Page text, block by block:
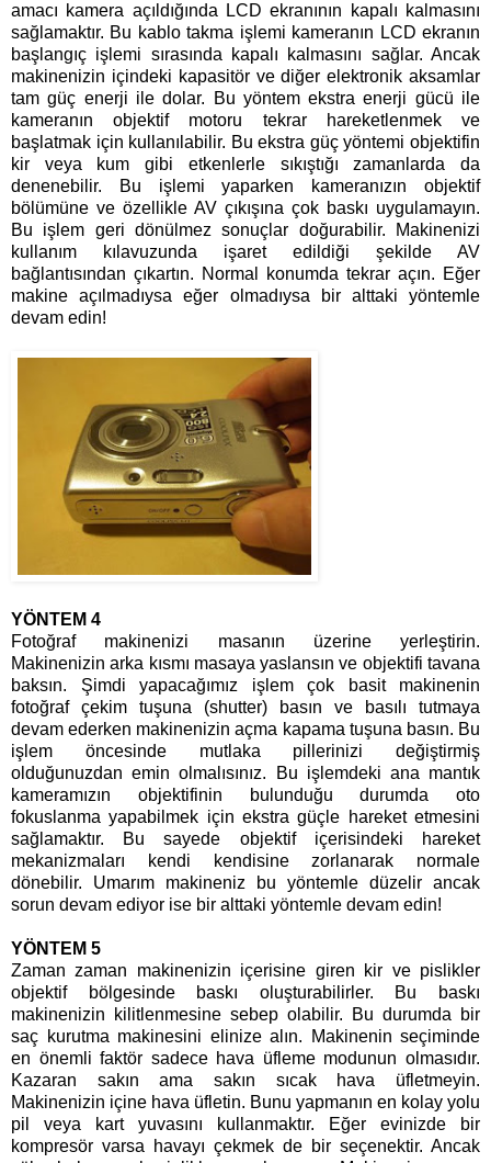
amacı kamera açıldığında LCD ekranının kapalı kalmasını
sağlamaktır. Bu kablo takma işlemi kameranın LCD ekranın
başlangıç işlemi sırasında kapalı kalmasını sağlar. Ancak
makinenizin içindeki kapasitör ve diğer elektronik aksamlar
tam güç enerji ile dolar. Bu yöntem ekstra enerji gücü ile
kameranın objektif motoru tekrar hareketlenmek ve
başlatmak için kullanılabilir. Bu ekstra güç yöntemi objektifin
kir veya kum gibi etkenlerle sıkıştığı zamanlarda da
denenebilir. Bu işlemi yaparken kameranızın objektif
bölümüne ve özellikle AV çıkışına çok baskı uygulamayın.
Bu işlem geri dönülmez sonuçlar doğurabilir. Makinenizi
kullanım kılavuzunda işaret edildiği şekilde AV
bağlantısından çıkartın. Normal konumda tekrar açın. Eğer
makine açılmadıysa eğer olmadıysa bir alttaki yöntemle
devam edin!
YÖNTEM 4
Fotoğraf makinenizi masanın üzerine yerleştirin.
Makinenizin arka kısmı masaya yaslansın ve objektifi tavana
baksın. Şimdi yapacağımız işlem çok basit makinenin
fotoğraf çekim tuşuna (shutter) basın ve basılı tutmaya
devam ederken makinenizin açma kapama tuşuna basın. Bu
işlem öncesinde mutlaka pillerinizi değiştirmiş
olduğunuzdan emin olmalısınız. Bu işlemdeki ana mantık
kameramızın objektifinin bulunduğu durumda oto
fokuslanma yapabilmek için ekstra güçle hareket etmesini
sağlamaktır. Bu sayede objektif içerisindeki hareket
mekanizmaları kendi kendisine zorlanarak normale
dönebilir. Umarım makineniz bu yöntemle düzelir ancak
sorun devam ediyor ise bir alttaki yöntemle devam edin!
YÖNTEM 5
Zaman zaman makinenizin içerisine giren kir ve pislikler
objektif bölgesinde baskı oluşturabilirler. Bu baskı
makinenizin kilitlenmesine sebep olabilir. Bu durumda bir
saç kurutma makinesini elinize alın. Makinenin seçiminde
en önemli faktör sadece hava üfleme modunun olmasıdır.
Kazaran sakın ama sakın sıcak hava üfletmeyin.
Makinenizin içine hava üfletin. Bunu yapmanın en kolay yolu
pil veya kart yuvasını kullanmaktır. Eğer evinizde bir
kompresör varsa havayı çekmek de bir seçenektir. Ancak